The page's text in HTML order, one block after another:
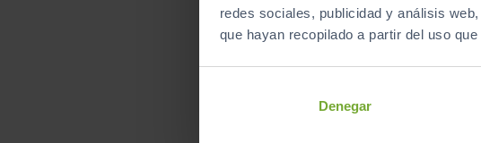
redes sociales, publicidad y análisis
que hayan recopilado a partir del uso
Denegar